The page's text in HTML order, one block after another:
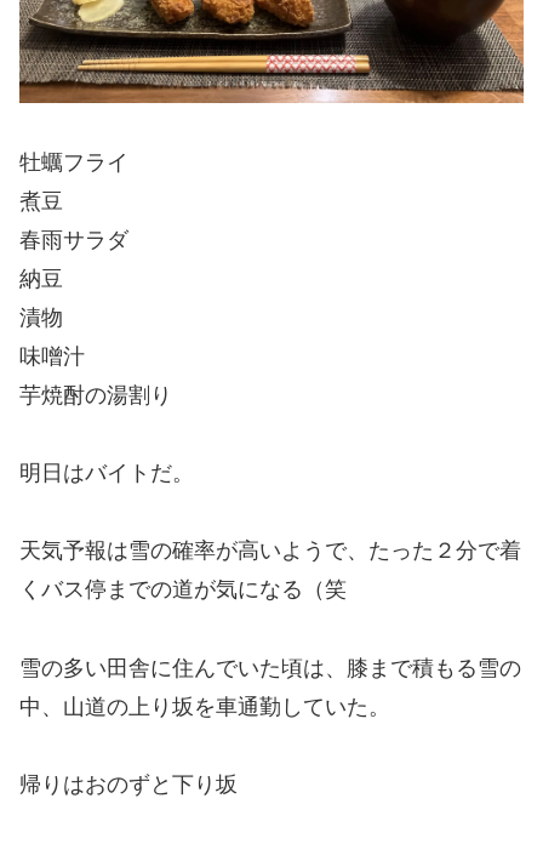
牡蠣フライ
煮豆
春雨サラダ
納豆
漬物
味噌汁
芋焼酎の湯割り
明日はバイトだ。
天気予報は雪の確率が高いようで、たった２分で着
くバス停までの道が気になる（笑
雪の多い田舎に住んでいた頃は、膝まで積もる雪の
中、山道の上り坂を車通勤していた。
帰りはおのずと下り坂